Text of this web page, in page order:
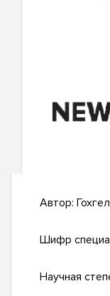
Автор:
Шифр
Научная